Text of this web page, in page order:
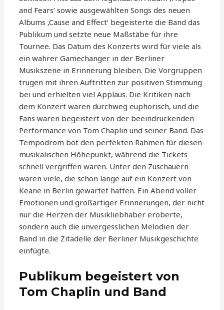
and Fears‘ sowie ausgewählten Songs des neuen
Albums ‚Cause and Effect‘ begeisterte die Band das
Publikum und setzte neue Maßstäbe für ihre
Tournee. Das Datum des Konzerts wird für viele als
ein wahrer Gamechanger in der Berliner
Musikszene in Erinnerung bleiben. Die Vorgruppen
trugen mit ihren Auftritten zur positiven Stimmung
bei und erhielten viel Applaus. Die Kritiken nach
dem Konzert waren durchweg euphorisch, und die
Fans waren begeistert von der beeindruckenden
Performance von Tom Chaplin und seiner Band. Das
Tempodrom bot den perfekten Rahmen für diesen
musikalischen Höhepunkt, während die Tickets
schnell vergriffen waren. Unter den Zuschauern
waren viele, die schon lange auf ein Konzert von
Keane in Berlin gewartet hatten. Ein Abend voller
Emotionen und großartiger Erinnerungen, der nicht
nur die Herzen der Musikliebhaber eroberte,
sondern auch die unvergesslichen Melodien der
Band in die Zitadelle der Berliner Musikgeschichte
einfügte.
Publikum begeistert von
Tom Chaplin und Band